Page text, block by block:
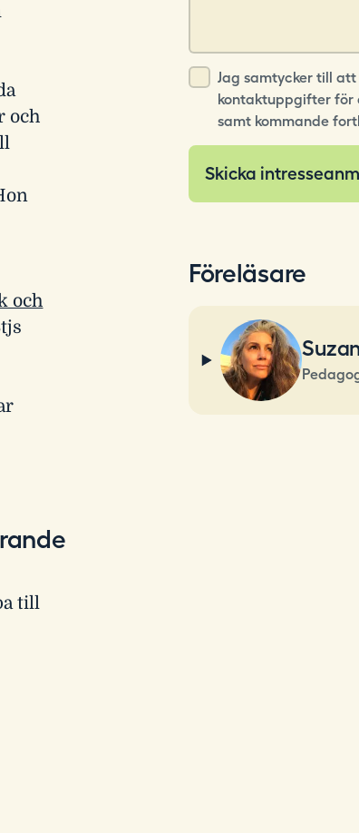
och
och
till
Jag samtycker till
kontaktuppgifter för
samt kommande
Föreläsare